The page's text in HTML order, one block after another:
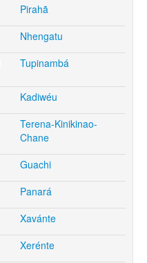
Pirahã
Nhengatu
Tupinambá
Kadiwéu
Terena-Kinikinao-
Chane
Guachi
Panará
Xavánte
Xerénte